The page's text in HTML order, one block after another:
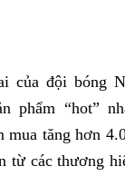
của đội bóng
phẩm “hot”
tăng hơn
từ các thương